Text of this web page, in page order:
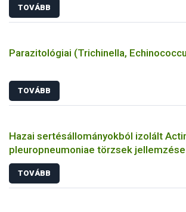
TOVÁBB
Parazitológiai (Trichinella,
TOVÁBB
Hazai sertésállományokból izolált
pleuropneumoniae törzsek jellemzése
TOVÁBB